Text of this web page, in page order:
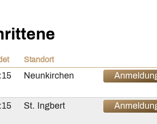
Standort
Neunkirchen
St. Ingbert